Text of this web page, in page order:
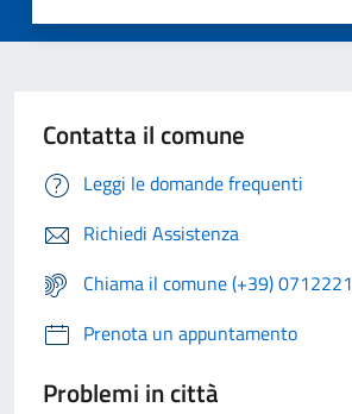
Contatta il comune
Leggi le domande frequenti
Richiedi Assistenza
Chiama il comune (+39) 0712221
Prenota un appuntamento
Problemi in città